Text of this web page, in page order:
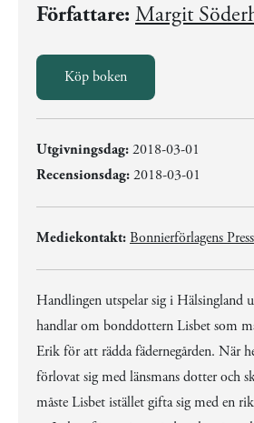
Författare: Margit
Köp boken
Utgivningsdag:2018-03-01
Recensionsdag:2018-03-01
Mediekontakt: Bonnierförlagens Press
Handlingen utspelar sig i Hälsingland
handlar om bonddottern Lisbet som
Erik för att rädda fädernegården. När
förlovat sig med länsmans dotter och
måste Lisbet istället gifta sig med en